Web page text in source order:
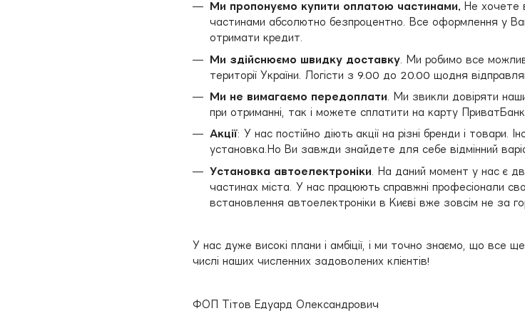
Ми пропонуємо купити оплатою частинами. Не хочете
частинами абсолютно безпроцентно. Все оформлення у
отримати кредит.
Ми здійснюємо швидку доставку . Ми робимо все
території України. Логісти з 9.00 до 20.00 щодня
Ми не вимагаємо передоплати . Ми звикли довіряти
при отриманні, так і можете сплатити на карту
Акції: У нас постійно діють акції на різні бренди і
установка.Но Ви завжди знайдете для себе відмінний
Установка автоелектроніки . На даний момент у нас є
частинах міста. У нас працюють справжні професіонали
встановлення автоелектроніки в Києві вже зовсім не за
У нас дуже високі плани і амбіції, і ми точно знаємо, що
числі наших численних задоволених клієнтів!
ФОП Тітов Едуард Олександрович